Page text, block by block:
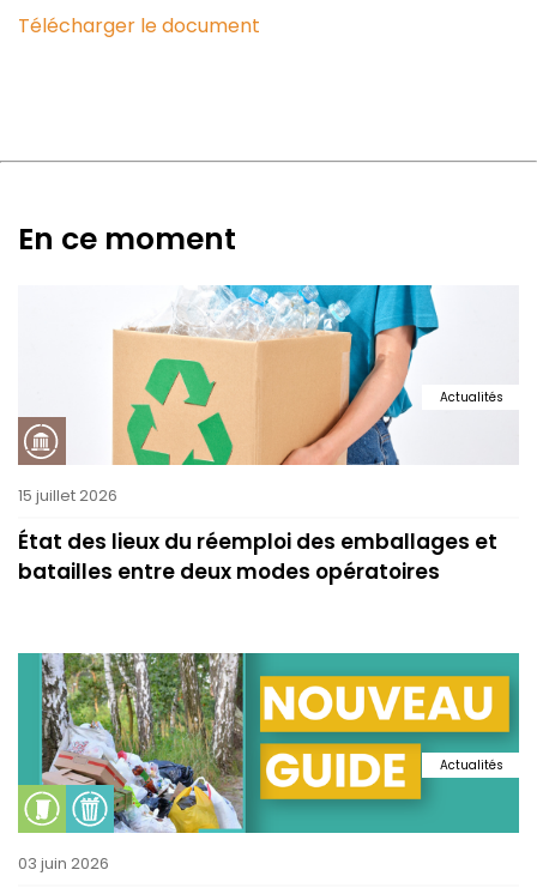
Télécharger le document
En ce moment
Actualités
15 juillet 2026
État des lieux du réemploi des emballages et
batailles entre deux modes opératoires
Actualités
03 juin 2026